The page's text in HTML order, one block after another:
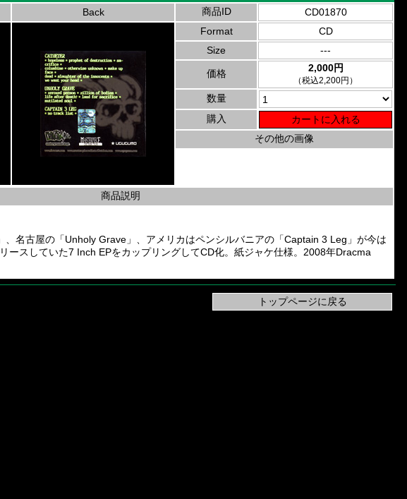
Back 商品ID
CD01870
Format
CD
Size
---
価格 2,000円
（税込2,200円）
数量
購入
その他の画像
商品説明
、名古屋の「Unholy Grave」、アメリカはペンシルバニアの「Captain 3 Leg」が今は
ースしていた7 Inch EPをカップリングしてCD化。紙ジャケ仕様。2008年Dracma